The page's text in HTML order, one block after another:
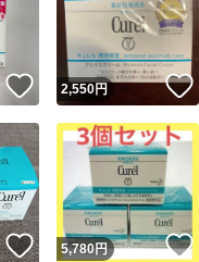
いいね！
2,550円
いいね！
5,780円